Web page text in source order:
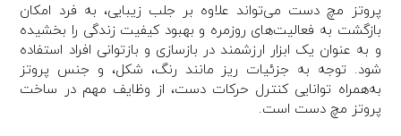
پروتز مچ دست می‌تواند علاوه بر جلب زیبایی، به فرد امکان
بازگشت به فعالیت‌های روزمره و بهبود کیفیت زندگی را بخشیده
و به عنوان یک ابزار ارزشمند در بازسازی و بازتوانی افراد استفاده
شود. توجه به جزئیات ریز مانند رنگ، شکل، و جنس پروتز
به‌همراه توانایی کنترل حرکات دست، از وظایف مهم در ساخت
پروتز مچ دست است.